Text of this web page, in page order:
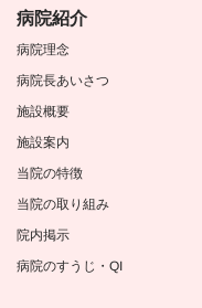
病院紹介
病院理念
病院長あいさつ
施設概要
施設案内
当院の特徴
当院の取り組み
院内掲示
病院のすうじ・QI